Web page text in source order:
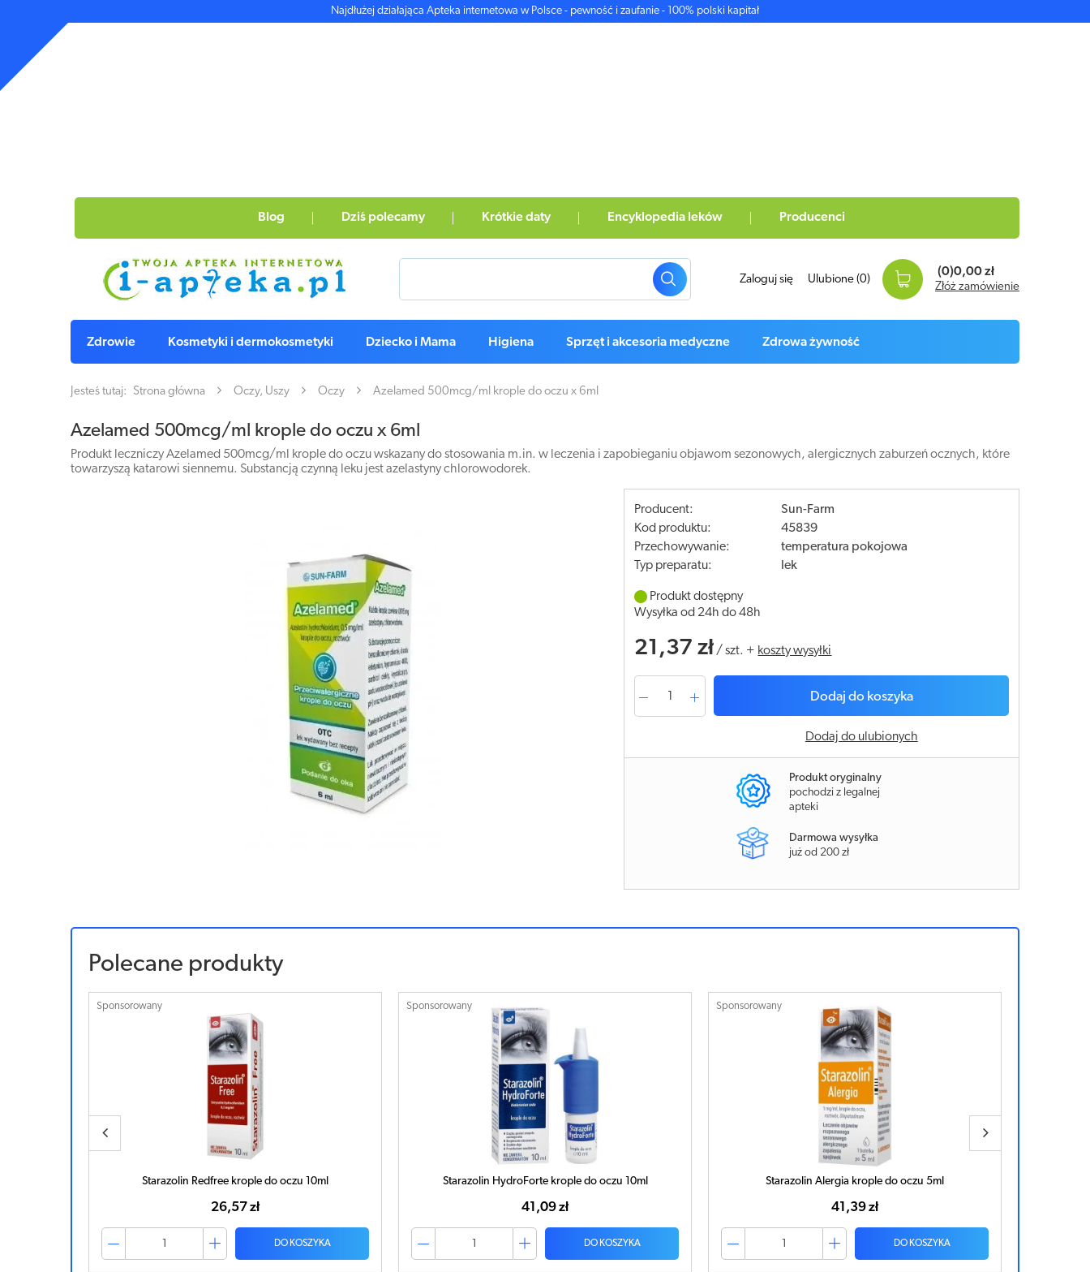
Najdłużej działająca Apteka internetowa w Polsce - pewność i zaufanie - 100% polski kapitał
Blog Dziś polecamy Krótkie daty Encyklopedia leków Producenci
Zaloguj się Ulubione (0)
(0)0,00 zł
Złóż zamówienie
Zdrowie Kosmetyki i dermokosmetyki Dziecko i Mama Higiena Sprzęt i akcesoria medyczne Zdrowa żywność
Jesteś tutaj: Strona główna Oczy, Uszy Oczy Azelamed 500mcg/ml krople do oczu x 6ml
Azelamed 500mcg/ml krople do oczu x 6ml
Produkt leczniczy Azelamed 500mcg/ml krople do oczu wskazany do stosowania m.in. w leczenia i zapobieganiu objawom sezonowych, alergicznych zaburzeń ocznych, które
towarzyszą katarowi siennemu. Substancją czynną leku jest azelastyny chlorowodorek.
Producent:
Sun-Farm
Kod produktu:
45839
Przechowywanie:
temperatura pokojowa
Typ preparatu:
lek
Produkt dostępny
Wysyłka od 24h do 48h
21,37 zł /szt. + koszty wysyłki
Dodaj do koszyka
Dodaj do ulubionych
Produkt oryginalny
pochodzi z legalnej
apteki
Darmowa wysyłka
już od 200 zł
Polecane produkty
Sponsorowany
Starazolin Redfree krople do oczu 10ml
26,57 zł
DO KOSZYKA
Sponsorowany
Starazolin HydroForte krople do oczu 10ml
41,09 zł
DO KOSZYKA
Sponsorowany
Starazolin Alergia krople do oczu 5ml
41,39 zł
DO KOSZYKA